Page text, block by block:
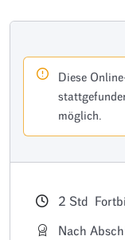
Diese
möglich.
2 Std
Nach